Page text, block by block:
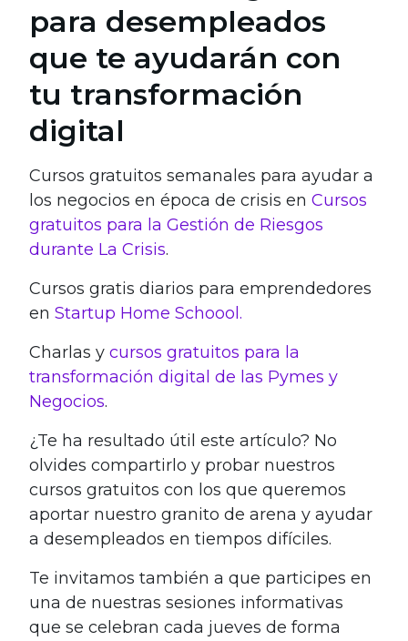
para desempleados
que te ayudarán con
tu transformación
digital
Cursos gratuitos semanales para ayudar a
los negocios en época de crisis en Cursos
gratuitos para la Gestión de Riesgos
durante La Crisis.
Cursos gratis diarios para emprendedores
en Startup Home Schoool.
Charlas y cursos gratuitos para la
transformación digital de las Pymes y
Negocios.
¿Te ha resultado útil este artículo? No
olvides compartirlo y probar nuestros
cursos gratuitos con los que queremos
aportar nuestro granito de arena y ayudar
a desempleados en tiempos difíciles.
Te invitamos también a que participes en
una de nuestras sesiones informativas
que se celebran cada jueves de forma